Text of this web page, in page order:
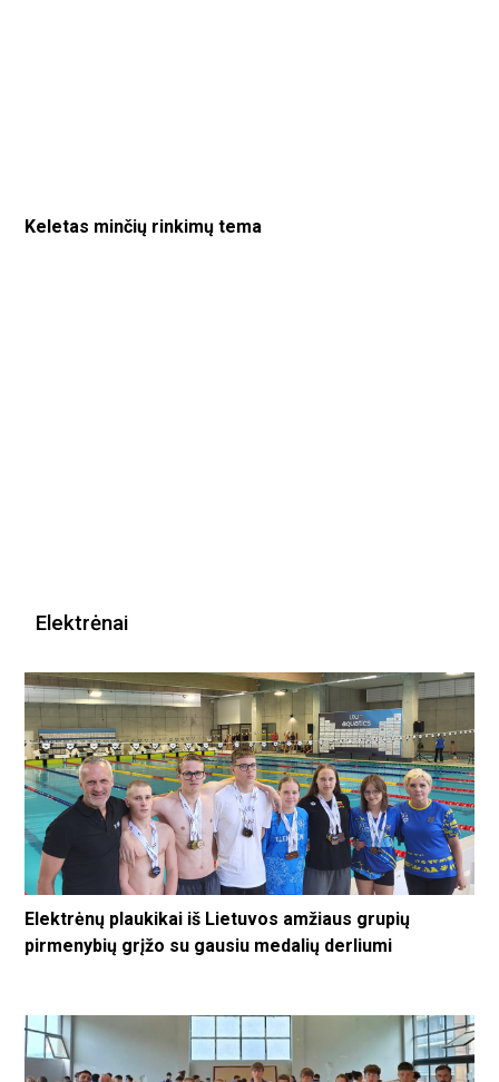
Keletas minčių rinkimų tema
Elektrėnai
Elektrėnų plaukikai iš Lietuvos amžiaus grupių
pirmenybių grįžo su gausiu medalių derliumi